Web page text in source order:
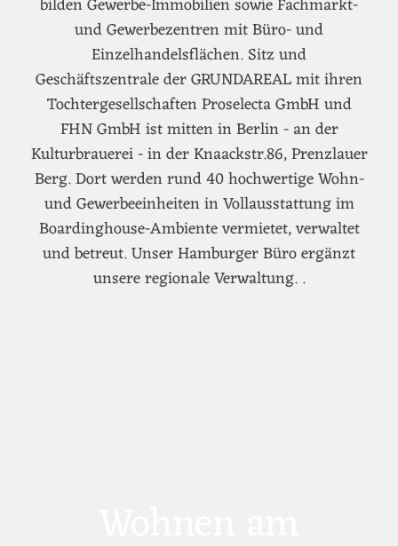
und Gewerbezentren mit Büro- und
Einzelhandelsflächen. Sitz und
Geschäftszentrale der GRUNDAREAL mit ihren
Tochtergesellschaften Proselecta GmbH und
FHN GmbH ist mitten in Berlin - an der
Kulturbrauerei - in der Knaackstr.86, Prenzlauer
Berg. Dort werden rund 40 hochwertige Wohn-
und Gewerbeeinheiten in Vollausstattung im
Boardinghouse-Ambiente vermietet, verwaltet
und betreut. Unser Hamburger Büro ergänzt
unsere regionale Verwaltung. .